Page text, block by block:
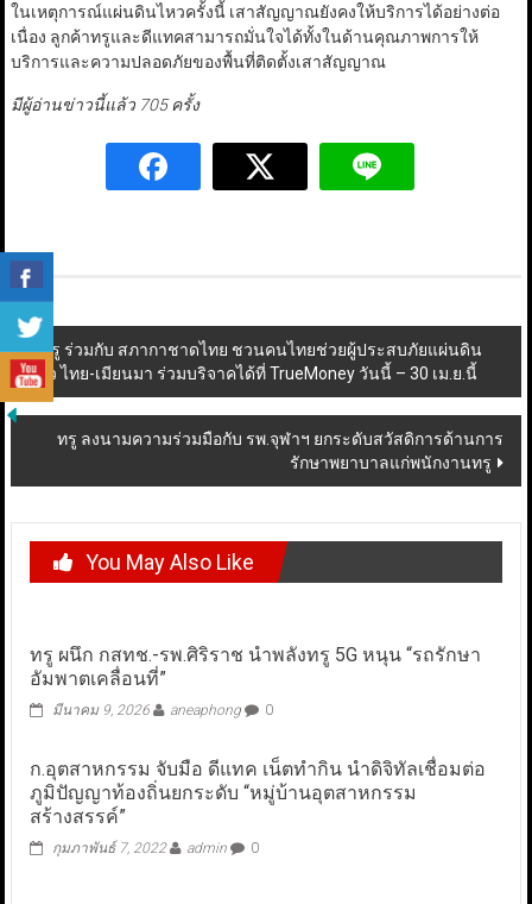
ในเหตุการณ์แผ่นดินไหวครั้งนี้ เสาสัญญาณยังคงให้บริการได้อย่างต่อ
เนื่อง ลูกค้าทรูและดีแทคสามารถมั่นใจได้ทั้งในด้านคุณภาพการให้
บริการและความปลอดภัยของพื้นที่ติดตั้งเสาสัญญาณ
มีผู้อ่านข่าวนี้แล้ว 705 ครั้ง
Post
navigation
ทรู ร่วมกับ สภากาชาดไทย ชวนคนไทยช่วยผู้ประสบภัยแผ่นดิน
ไหว ไทย-เมียนมา ร่วมบริจาคได้ที่ TrueMoney วันนี้ – 30 เม.ย.นี้
ทรู ลงนามความร่วมมือกับ รพ.จุฬาฯ ยกระดับสวัสดิการด้านการ
รักษาพยาบาลแก่พนักงานทรู
You May Also Like
ทรู ผนึก กสทช.-รพ.ศิริราช นำพลังทรู 5G หนุน “รถรักษา
อัมพาตเคลื่อนที่”
มีนาคม 9, 2026 aneaphong 0
ก.อุตสาหกรรม จับมือ ดีแทค เน็ตทำกิน นำดิจิทัลเชื่อมต่อ
ภูมิปัญญาท้องถิ่นยกระดับ “หมู่บ้านอุตสาหกรรม
สร้างสรรค์”
กุมภาพันธ์ 7, 2022 admin 0